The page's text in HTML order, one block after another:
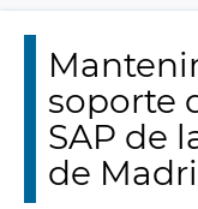
soporte
SAP de
de